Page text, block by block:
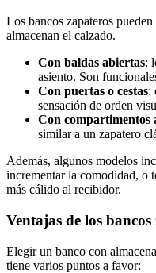
Los bancos zapateros
almacenan el calzado.
Con baldas abiertas:
asiento. Son
Con puertas o cestas:
sensación de orden
Con compartimentos
similar a un zapatero
Además, algunos modelos
incrementar la comodidad, o
más cálido al recibidor.
Ventajas de los
Elegir un banco con
tiene varios puntos a favor: